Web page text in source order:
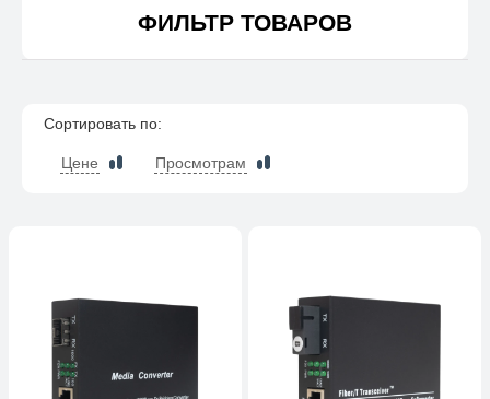
ФИЛЬТР ТОВАРОВ
Сортировать по:
Цене Просмотрам